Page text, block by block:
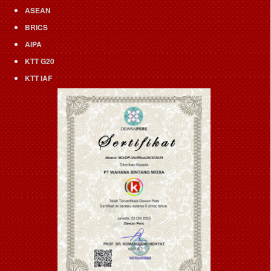
ASEAN
BRICS
AIPA
KTT G20
KTT IAF